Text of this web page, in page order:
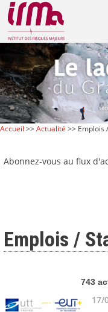
Accueil >>Actualité >> Emplois
Abonnez-vous au flux
Emplois /
743
17/